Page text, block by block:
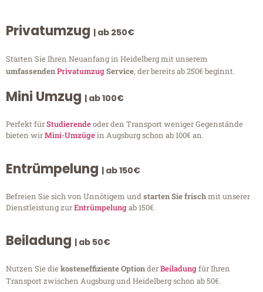
Privatumzug | ab 250€
Starten Sie Ihren Neuanfang in Heidelberg mit unserem
umfassendenPrivatumzugService, der bereits ab 250€ beginnt.
Mini Umzug | ab 100€
Perfekt fürStudierendeoder den Transport weniger Gegenstände
bieten wirMini-Umzügein Augsburg schon ab 100€ an.
Entrümpelung | ab 150€
Befreien Sie sich von Unnötigem undstarten Sie frischmit unserer
Dienstleistung zurEntrümpelungab 150€.
Beiladung | ab 50€
Nutzen Sie diekosteneffiziente OptionderBeiladungfür Ihren
Transport zwischen Augsburg und Heidelberg schon ab 50€.